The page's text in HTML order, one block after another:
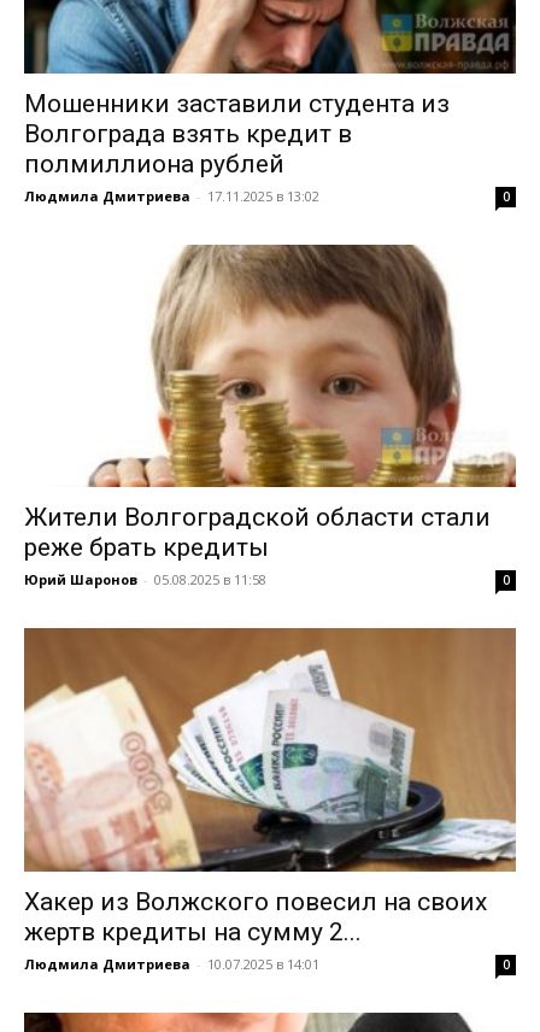
Мошенники заставили студента из
Волгограда взять кредит в
полмиллиона рублей
Людмила Дмитриева - 17.11.2025 в 13:02 0
Жители Волгоградской области стали
реже брать кредиты
Юрий Шаронов - 05.08.2025 в 11:58 0
Хакер из Волжского повесил на своих
жертв кредиты на сумму 2...
Людмила Дмитриева - 10.07.2025 в 14:01 0